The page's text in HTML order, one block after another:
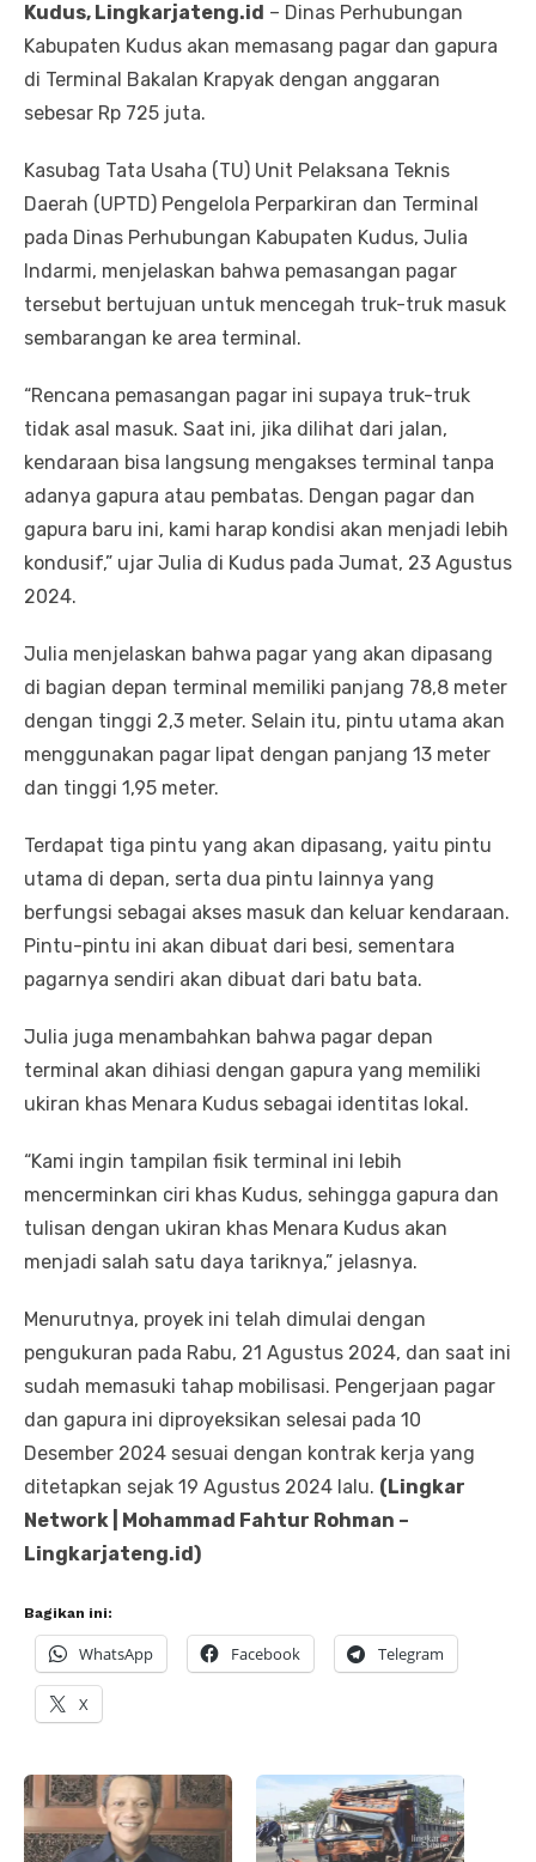
Kudus, Lingkarjateng.id – Dinas Perhubungan
Kabupaten Kudus akan memasang pagar dan gapura
di Terminal Bakalan Krapyak dengan anggaran
sebesar Rp 725 juta.
Kasubag Tata Usaha (TU) Unit Pelaksana Teknis
Daerah (UPTD) Pengelola Perparkiran dan Terminal
pada Dinas Perhubungan Kabupaten Kudus, Julia
Indarmi, menjelaskan bahwa pemasangan pagar
tersebut bertujuan untuk mencegah truk-truk masuk
sembarangan ke area terminal.
“Rencana pemasangan pagar ini supaya truk-truk
tidak asal masuk. Saat ini, jika dilihat dari jalan,
kendaraan bisa langsung mengakses terminal tanpa
adanya gapura atau pembatas. Dengan pagar dan
gapura baru ini, kami harap kondisi akan menjadi lebih
kondusif,” ujar Julia di Kudus pada Jumat, 23 Agustus
2024.
Julia menjelaskan bahwa pagar yang akan dipasang
di bagian depan terminal memiliki panjang 78,8 meter
dengan tinggi 2,3 meter. Selain itu, pintu utama akan
menggunakan pagar lipat dengan panjang 13 meter
dan tinggi 1,95 meter.
Terdapat tiga pintu yang akan dipasang, yaitu pintu
utama di depan, serta dua pintu lainnya yang
berfungsi sebagai akses masuk dan keluar kendaraan.
Pintu-pintu ini akan dibuat dari besi, sementara
pagarnya sendiri akan dibuat dari batu bata.
Julia juga menambahkan bahwa pagar depan
terminal akan dihiasi dengan gapura yang memiliki
ukiran khas Menara Kudus sebagai identitas lokal.
“Kami ingin tampilan fisik terminal ini lebih
mencerminkan ciri khas Kudus, sehingga gapura dan
tulisan dengan ukiran khas Menara Kudus akan
menjadi salah satu daya tariknya,” jelasnya.
Menurutnya, proyek ini telah dimulai dengan
pengukuran pada Rabu, 21 Agustus 2024, dan saat ini
sudah memasuki tahap mobilisasi. Pengerjaan pagar
dan gapura ini diproyeksikan selesai pada 10
Desember 2024 sesuai dengan kontrak kerja yang
ditetapkan sejak 19 Agustus 2024 lalu. (Lingkar
Network | Mohammad Fahtur Rohman –
Lingkarjateng.id)
Bagikan ini:
WhatsApp Facebook Telegram
X